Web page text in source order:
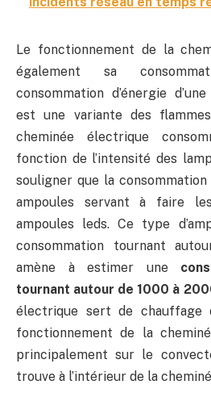
Le fonctionnement de la
également sa
consommation d’énergie
est une variante des
cheminée électrique
fonction de l’intensité des
souligner que la
ampoules servant à faire
ampoules leds. Ce type
consommation tournant
amène à estimer une
tournant autour de 1000 à
électrique sert de chauffage
fonctionnement de la
principalement sur le
trouve à l’intérieur de la